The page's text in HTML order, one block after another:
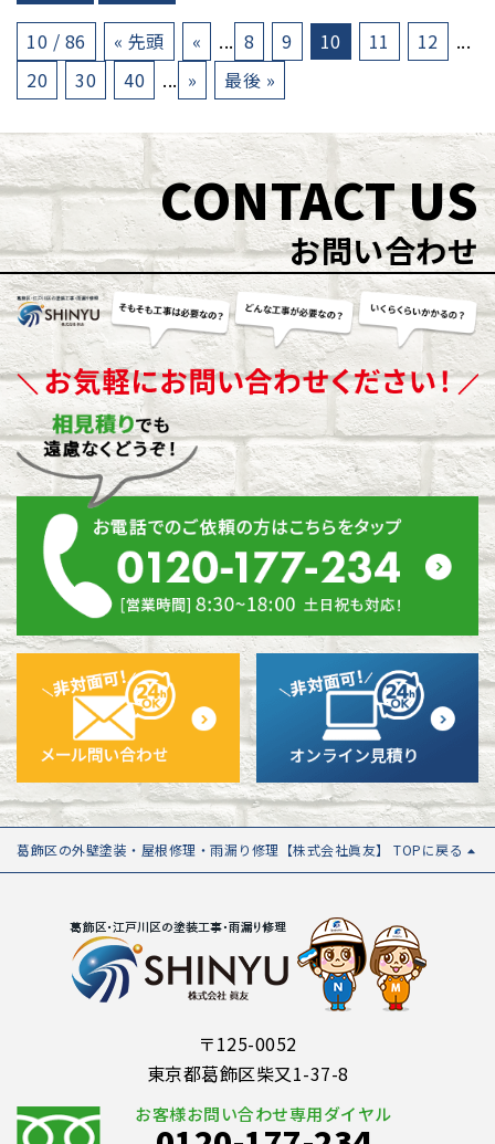
10 / 86 « 先頭 « ... 8 9 10 11 12
...
20
30 40 ... » 最後 »
CONTACT US
お問い合わせ
葛飾区の外壁塗装・屋根修理・雨漏り修理【株式会社眞友】 TOPに戻る
〒125-0052
東京都葛飾区柴又1-37-8
お客様お問い合わせ専用ダイヤル